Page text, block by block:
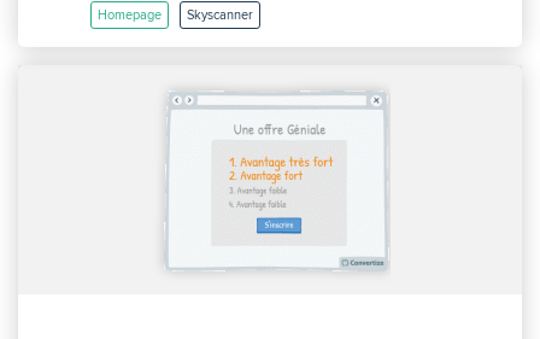
Homepage Skyscanner